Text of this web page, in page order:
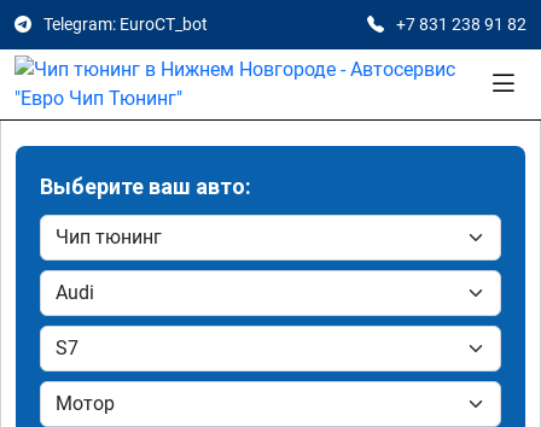
Telegram: EuroCT_bot +7 831 238 91 82
Выберите ваш авто: